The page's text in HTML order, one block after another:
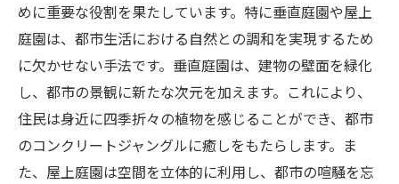
めに重要な役割を果たしています。特に垂直庭園や屋上
庭園は、都市生活における自然との調和を実現するため
に欠かせない手法です。垂直庭園は、建物の壁面を緑化
し、都市の景観に新たな次元を加えます。これにより、
住民は身近に四季折々の植物を感じることができ、都市
のコンクリートジャングルに癒しをもたらします。ま
た、屋上庭園は空間を立体的に利用し、都市の喧騒を忘